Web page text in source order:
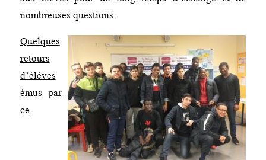
nombreuses questions.
Quelques
retours
d’élèves
émus par
ce